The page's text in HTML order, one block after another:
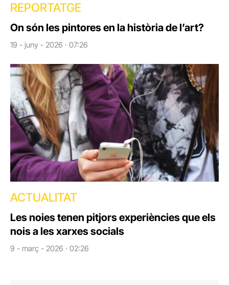
REPORTATGE
On són les pintores en la història de l’art?
19 - juny - 2026 · 07:26
ACTUALITAT
Les noies tenen pitjors experiències que els
nois a les xarxes socials
9 - març - 2026 · 02:26